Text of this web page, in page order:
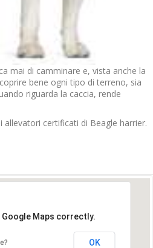
mai di camminare e, vista anche la
bene ogni tipo di terreno, sia
riguarda la caccia, rende
allevatori certificati di Beagle harrier.
Maps correctly.
OK